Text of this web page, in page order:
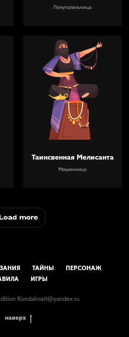
Покупательница
Таинсвенная Мелисанта
Мошенница
Load more
ТАЙНЫ
ПЕРСОНАЖ
ИГРЫ
Kondakoart@yandex.ru
наверх